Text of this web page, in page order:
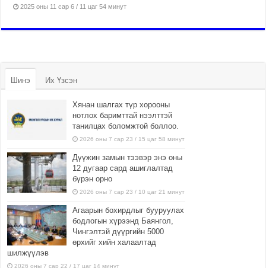
2025 оны 11 сар 6 / 11 цаг 54 минут
Шинэ Их Үзсэн
Хянан шалгах түр хорооны
нотлох баримттай нээлттэй
танилцах боломжтой боллоо.
2026 оны 7 сар 23 / 15 цаг 58 минут
Дүүжин замын тээвэр энэ оны
12 дугаар сард ашиглалтад
бүрэн орно
2026 оны 7 сар 23 / 10 цаг 21 минут
Агаарын бохирдлыг бууруулах
бодлогын хүрээнд Баянгол,
Чингэлтэй дүүргийн 5000
өрхийг хийн халаалтад
шилжүүлэв
2026 оны 7 сар 22 / 17 цаг 14 минут